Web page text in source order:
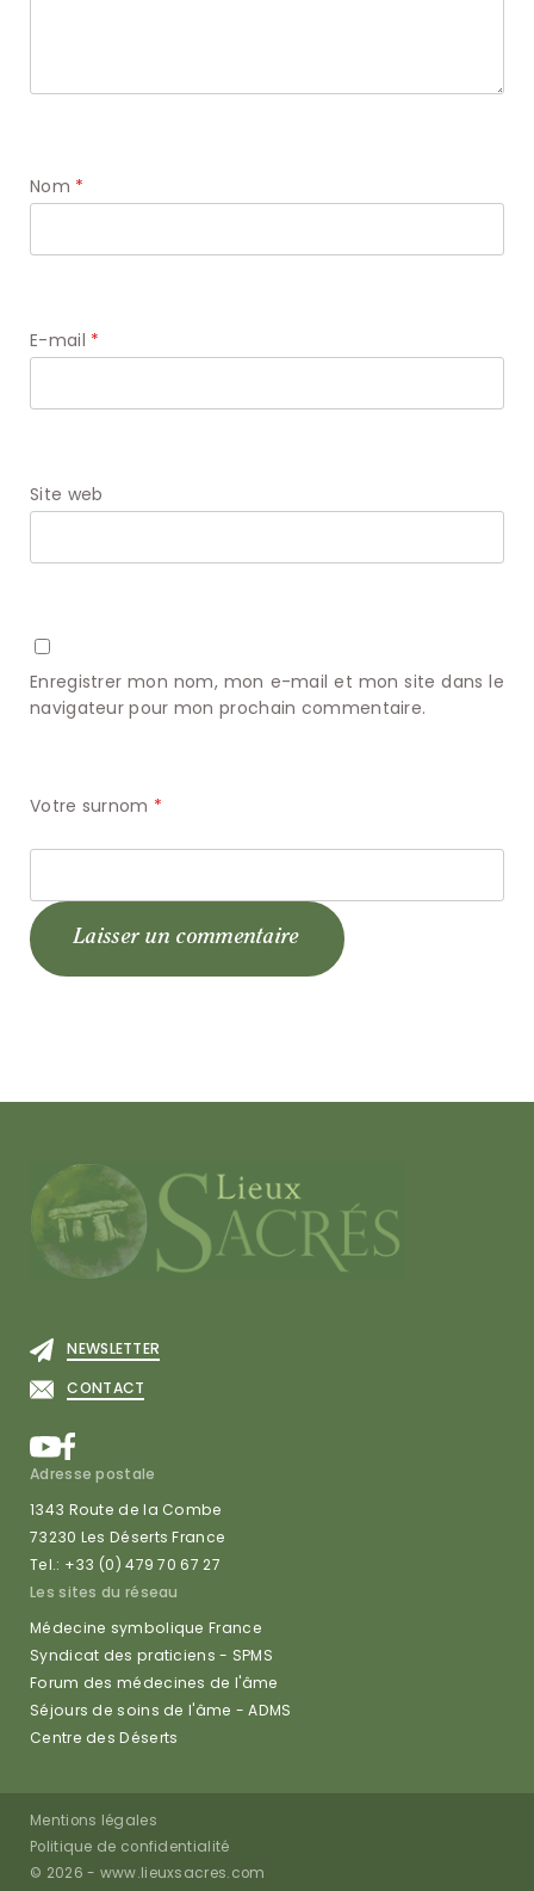
Nom *
E-mail *
Site web
Enregistrer mon nom, mon e-mail et mon site dans le
navigateur pour mon prochain commentaire.
Votre surnom *
NEWSLETTER
CONTACT
Adresse postale
1343 Route de la Combe
73230 Les Déserts France
Tel.: +33 (0) 479 70 67 27
Les sites du réseau
Médecine symbolique France
Syndicat des praticiens - SPMS
Forum des médecines de l'âme
Séjours de soins de l'âme - ADMS
Centre des Déserts
© 2026 - www.lieuxsacres.com
Mentions légales
Politique de confidentialité